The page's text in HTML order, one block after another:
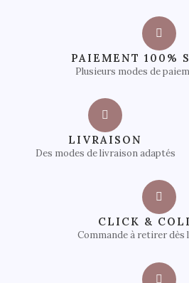
PAIEMENT 100%
Plusieurs modes de
LIVRAISON
Des modes de livraison adaptés
CLICK &
Commande à retirer dès